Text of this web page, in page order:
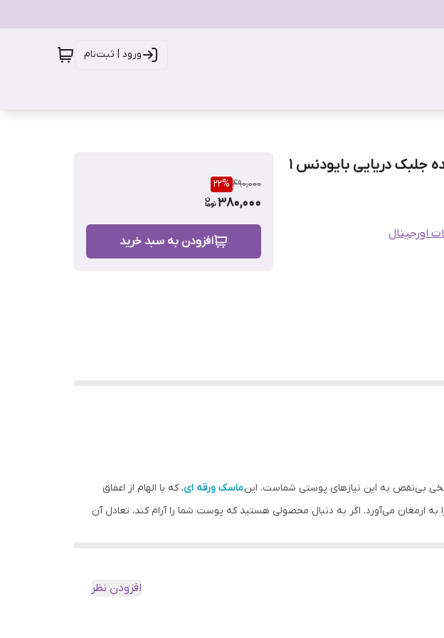
ورود | ثبت‌نام
ماسک صورت ورقه ای تسکین دهنده جلبک دریایی بایودنس 1
اورجینال
490,000
22%
380,000
افزودن به سبد خرید
بی‌نقص به این نیازهای پوستی شماست. اینماسک ورقه ای، که با الهام از اعماق
ارمغان می‌آورد. اگر به دنبال محصولی هستید که پوست شما را آرام کند، تعادل آن
را برای مراقبت از پوست به کمال آفریده است. این ماده ارزشمند، که به “سیکای
با خواص ضدالتهابی، به پوست کمک می‌کند تا در برابر محرک‌های خارجی مقاومت کند
افزودن نظر